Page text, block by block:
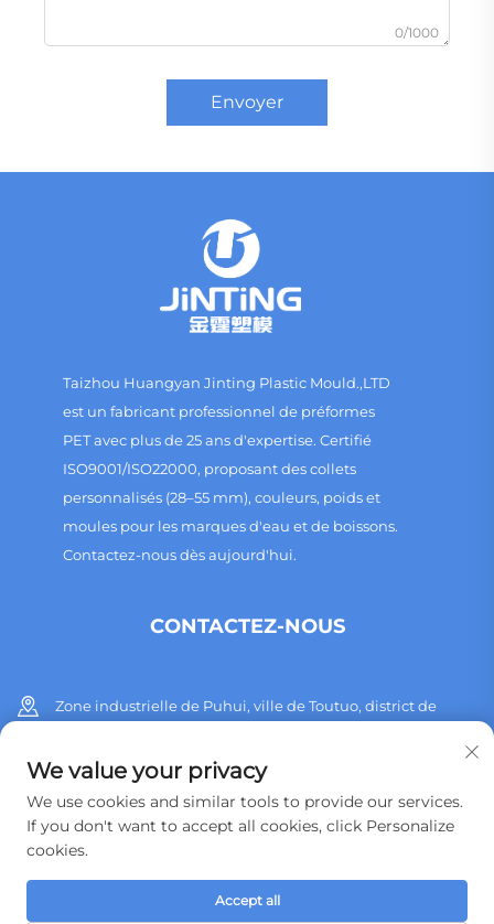
0/1000
Envoyer
Taizhou Huangyan Jinting Plastic Mould.,LTD
est un fabricant professionnel de préformes
PET avec plus de 25 ans d'expertise. Certifié
ISO9001/ISO22000, proposant des collets
personnalisés (28–55 mm), couleurs, poids et
moules pour les marques d'eau et de boissons.
Contactez-nous dès aujourd'hui.
CONTACTEZ-NOUS
Zone industrielle de Puhui, ville de Toutuo, district de
+86 13515760932
[email protected]
Copyright © 2026 Taizhou Huangyan Jinting Plastic Mould.,LTD. Tous
We value your privacy
We use cookies and similar tools to provide our services.
If you don't want to accept all cookies, click Personalize
cookies.
Accept all